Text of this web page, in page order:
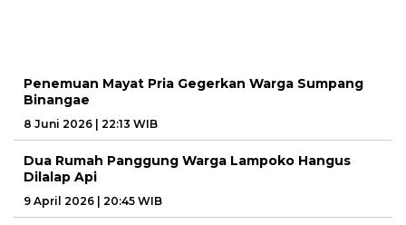
Penemuan Mayat Pria Gegerkan Warga Sumpang
Binangae
8 Juni 2026 | 22:13 WIB
Dua Rumah Panggung Warga Lampoko Hangus
Dilalap Api
9 April 2026 | 20:45 WIB